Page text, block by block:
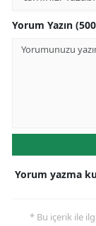
Yorum Yazın
Yorum yazma
* Bu içerik ile